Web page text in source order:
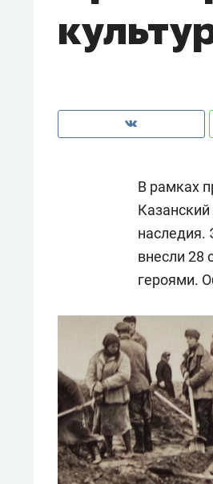
В рамках
наследия.
внесли 28
героями.
чем
Оставить шум за
строят тишину в
ЖК «Заря»